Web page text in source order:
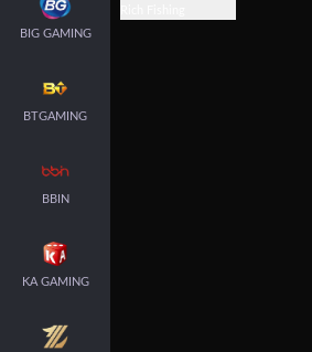
BIG GAMING
BTGAMING
BBIN
KA GAMING